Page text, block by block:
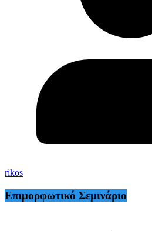
rikos
Επιμορφωτικό Σεμινάριο